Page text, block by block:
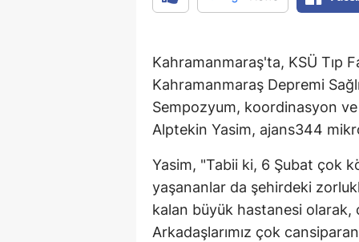
Kahramanmaraş'ta, KSÜ Tıp
Kahramanmaraş Depremi
Sempozyum, koordinasyon ve
Alptekin Yasim, ajans344
Yasim, "Tabii ki, 6 Şubat çok
yaşananlar da şehirdeki
kalan büyük hastanesi
Arkadaşlarımız çok